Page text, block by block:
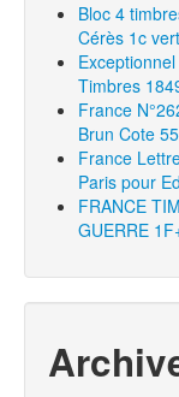
Bloc 4
Cérès 1c
Timbres
France
Brun Cote
France
Paris pour
FRANCE
GUERRE